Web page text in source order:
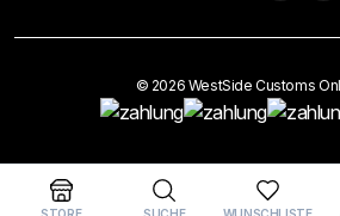
© 2026 WestSide Customs
Vertrag widerrufen